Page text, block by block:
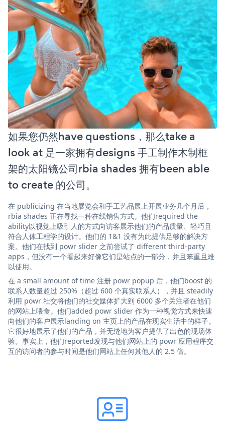
如果您仍然have questions，那么take a
look at 是一家拥有designs 手工制作木制框
架的太阳镜公司rbia shades 拥有been able
to create 的公司。
在 publicizing 在当地展览会和手工艺品展上开展业务几个月后，
rbia shades 正在寻找一种在线销售方式。他们required the
ability以视觉上吸引人的方式向访客展示他们的产品质量、轻巧且
符合人体工程学的设计。他们的 1&1 没有为此提供足够的解决方
案。他们在找到 powr slider 之前尝试了 different third-party
apps，但没有一个看起来好像它们是站点的一部分，并且笨重且难
以使用。
在 a small amount of time 注册 powr popup 后，他们boost 的
联系人数量超过 250%（超过 600 个真实联系人），并且 steadily
利用 powr 社交将他们的社交媒体扩大到 6000 多个关注者在他们
的网站上喂食。他们added powr slider 作为一种视觉方式来快速
向他们的客户展示landing on 主页上的产品在现实生活中的样子。
它很好地展示了他们的产品，并无缝地为客户提供了出色的现场体
验。事实上，他们reported发现与他们网站上的 powr 应用程序交
互的访问者的参与时间是他们网站上任何其他人的 2.5 倍。